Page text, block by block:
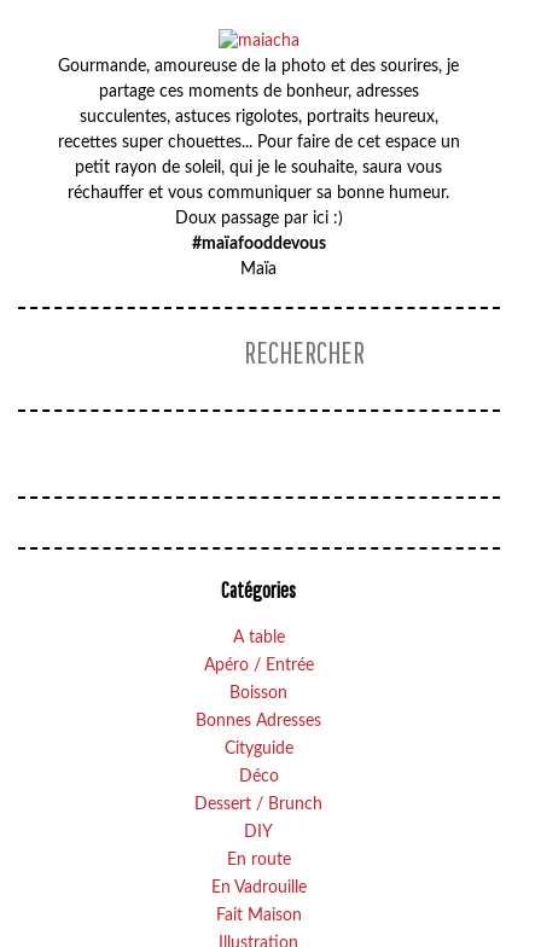
Gourmande, amoureuse de la photo et des sourires, je
partage ces moments de bonheur, adresses
succulentes, astuces rigolotes, portraits heureux,
recettes super chouettes... Pour faire de cet espace un
petit rayon de soleil, qui je le souhaite, saura vous
réchauffer et vous communiquer sa bonne humeur.
Doux passage par ici :)
#maïafooddevous
Maïa
Catégories
A table
Apéro / Entrée
Boisson
Bonnes Adresses
Cityguide
Déco
Dessert / Brunch
DIY
En route
En Vadrouille
Fait Maison
Illustration